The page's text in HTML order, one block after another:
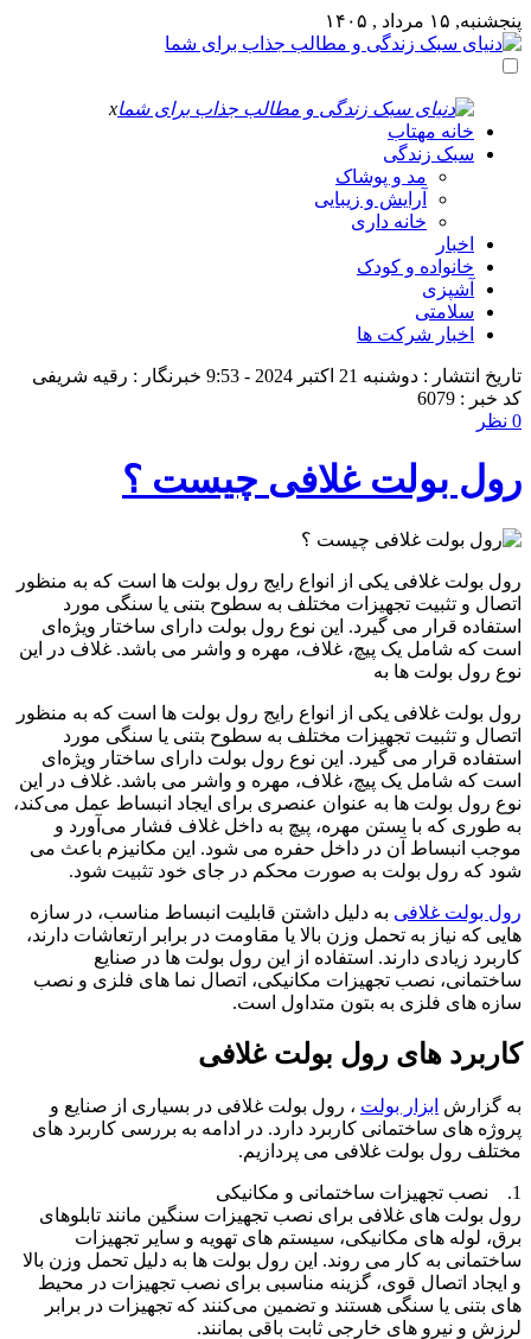
پنجشنبه, ۱۵ مرداد , ۱۴۰۵
x
خانه مهتاب
سبک زندگی
مد و پوشاک
آرایش و زیبایی
خانه داری
اخبار
خانواده و کودک
آشپزی
سلامتی
اخبار شرکت ها
تاریخ انتشار : دوشنبه 21 اکتبر 2024 - 9:53
خبرنگار : رقیه شریفی
کد خبر : 6079
0 نظر
رول بولت غلافی چیست ؟
رول بولت غلافی یکی از انواع رایج رول بولت‌ ها است که به منظور
اتصال و تثبیت تجهیزات مختلف به سطوح بتنی یا سنگی مورد
استفاده قرار می ‌گیرد. این نوع رول بولت دارای ساختار ویژه‌ای
است که شامل یک پیچ، غلاف، مهره و واشر می ‌باشد. غلاف در این
نوع رول بولت ‌ها به
رول بولت غلافی یکی از انواع رایج رول بولت‌ ها است که به منظور
اتصال و تثبیت تجهیزات مختلف به سطوح بتنی یا سنگی مورد
استفاده قرار می ‌گیرد. این نوع رول بولت دارای ساختار ویژه‌ای
است که شامل یک پیچ، غلاف، مهره و واشر می ‌باشد. غلاف در این
نوع رول بولت ‌ها به عنوان عنصری برای ایجاد انبساط عمل می‌کند،
به طوری که با بستن مهره، پیچ به داخل غلاف فشار می‌آورد و
موجب انبساط آن در داخل حفره می ‌شود. این مکانیزم باعث می‌
شود که رول بولت به صورت محکم در جای خود تثبیت شود.
رول بولت‌ غلافی به دلیل داشتن قابلیت انبساط مناسب، در سازه
‌هایی که نیاز به تحمل وزن بالا یا مقاومت در برابر ارتعاشات دارند،
کاربرد زیادی دارند. استفاده از این رول بولت ‌ها در صنایع
ساختمانی، نصب تجهیزات مکانیکی، اتصال نما های فلزی و نصب
سازه‌ های فلزی به بتون متداول است.
کاربرد های رول بولت غلافی
به گزارش ابزار بولت ، رول بولت غلافی در بسیاری از صنایع و
پروژه‌ های ساختمانی کاربرد دارد. در ادامه به بررسی کاربرد های
مختلف رول بولت غلافی می‌ پردازیم.
1. نصب تجهیزات ساختمانی و مکانیکی
رول بولت ‌های غلافی برای نصب تجهیزات سنگین مانند تابلوهای
برق، لوله‌ های مکانیکی، سیستم‌ های تهویه و سایر تجهیزات
ساختمانی به کار می‌ روند. این رول بولت ‌ها به دلیل تحمل وزن بالا
و ایجاد اتصال قوی، گزینه مناسبی برای نصب تجهیزات در محیط
‌های بتنی یا سنگی هستند و تضمین می‌کنند که تجهیزات در برابر
لرزش و نیرو های خارجی ثابت باقی بمانند.